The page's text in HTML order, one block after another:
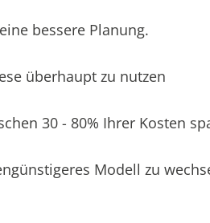
bessere Planung.
überhaupt zu nutzen
30 - 80% Ihrer Kosten
Modell zu